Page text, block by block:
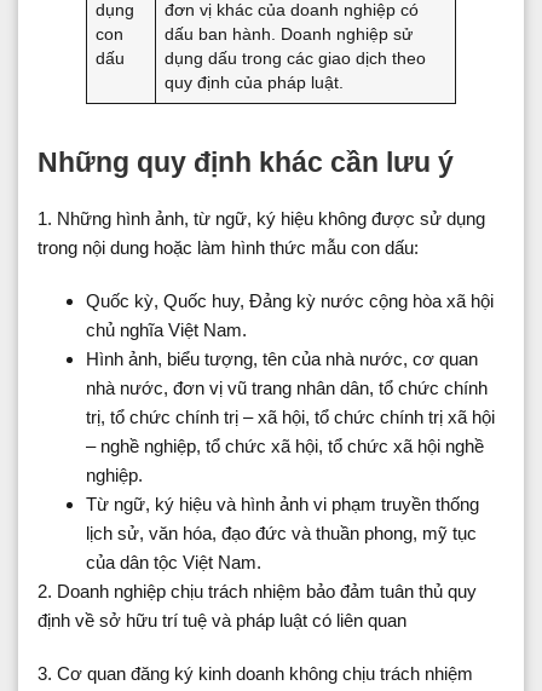
dụng
con
dấu
đơn vị khác của doanh nghiệp có
dấu ban hành. Doanh nghiệp sử
dụng dấu trong các giao dịch theo
quy định của pháp luật.
Những quy định khác cần lưu ý
1. Những hình ảnh, từ ngữ, ký hiệu không được sử dụng
trong nội dung hoặc làm hình thức mẫu con dấu:
Quốc kỳ, Quốc huy, Đảng kỳ nước cộng hòa xã hội
chủ nghĩa Việt Nam.
Hình ảnh, biểu tượng, tên của nhà nước, cơ quan
nhà nước, đơn vị vũ trang nhân dân, tổ chức chính
trị, tổ chức chính trị – xã hội, tổ chức chính trị xã hội
– nghề nghiệp, tổ chức xã hội, tổ chức xã hội nghề
nghiệp.
Từ ngữ, ký hiệu và hình ảnh vi phạm truyền thống
lịch sử, văn hóa, đạo đức và thuần phong, mỹ tục
của dân tộc Việt Nam.
2. Doanh nghiệp chịu trách nhiệm bảo đảm tuân thủ quy
định về sở hữu trí tuệ và pháp luật có liên quan
3. Cơ quan đăng ký kinh doanh không chịu trách nhiệm